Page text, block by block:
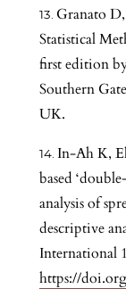
Granato
Statistical
first edition
Southern
UK.
In-Ah K,
based
analysis of
descriptive
International
https://